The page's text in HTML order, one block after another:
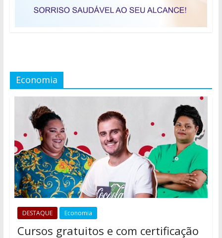
Economia
DESTAQUE Economia
Cursos gratuitos e com certificação